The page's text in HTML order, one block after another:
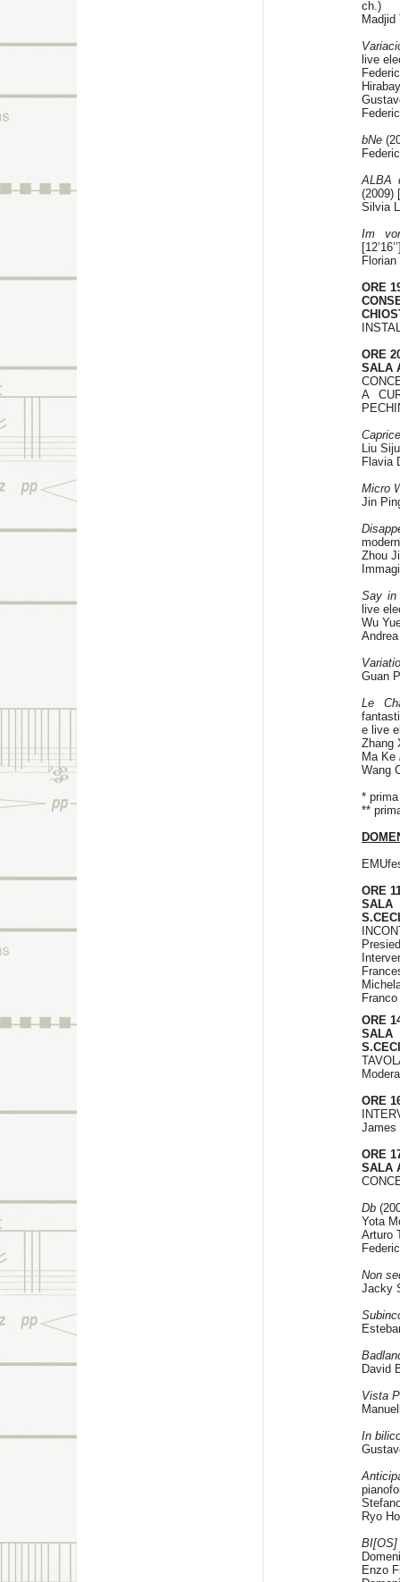
ch.)
Madjid
live
bNe
ALBA
(2009)
Silvia
Im
ORE
ORE
SALA
A
Caprice
Liu
Flavia
Micro
Jin
Say in
live
Wu
Guan
Le
e live
Ma Ke
Wang
*
**
ORE
ORE
ORE
James
ORE
SALA
Db
Yota
Arturo
Non
Jacky
David
Vista
In
Ryo
BI[OS]
Enzo